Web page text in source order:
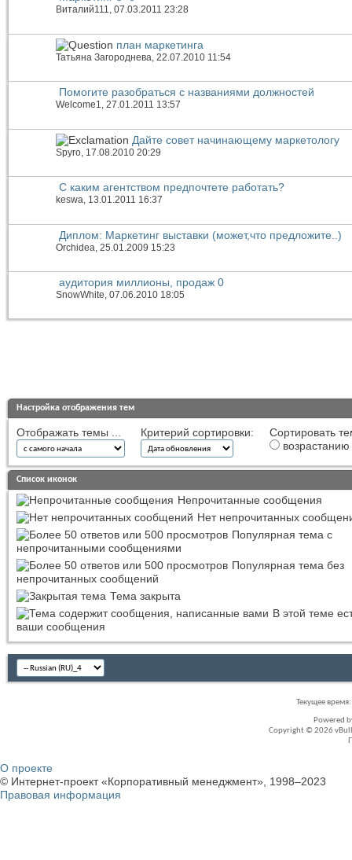
Виталий111, 07.03.2011 23:28
план маркетинга
Татьяна Загороднева , 22.07.2010 11:54
Помогите разобраться с названиями должностей
Welcome1, 27.01.2011 13:57
Дайте совет начинающему маркетологу
Spyro , 17.08.2010 20:29
С каким агентством предпочтете работать?
keswa, 13.01.2011 16:37
Диплом: Маркетинг выставки (может,что предложите..)
Orchidea , 25.01.2009 15:23
аудитория миллионы, продаж 0
SnowWhite, 07.06.2010 18:05
Настройка отображения тем
Отображать темы ... Критерий сортировки:
Сортировать
возрастанию
Список иконок
Непрочитанные сообщения
Нет непрочитанных
Популярная тема с
непрочитанными сообщениями
Популярная тема без
непрочитанных сообщений
Тема закрыта
В этой теме
ваши сообщения
Текущее время:
Powered
Copyright © 2026
О проекте
© Интернет-проект «Корпоративный менеджмент», 1998–2023
Правовая информация